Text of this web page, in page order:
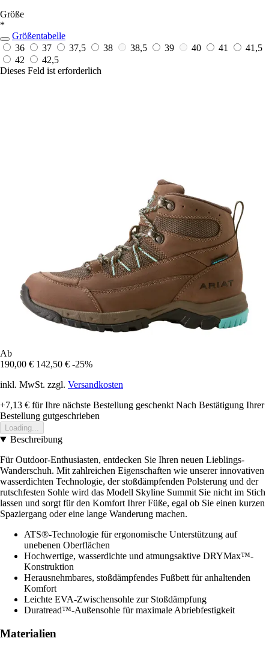
Größe
*
Größentabelle
36
37 37,5 38 38,5 39 40 41
41,5
42
42,5
Dieses Feld ist erforderlich
Ab
190,00 € 142,50 € -25%
inkl. MwSt. zzgl. Versandkosten
+7,13 € für Ihre nächste Bestellung geschenkt Nach Bestätigung Ihrer
Bestellung gutgeschrieben
Loading...
Beschreibung
Für Outdoor-Enthusiasten, entdecken Sie Ihren neuen Lieblings-
Wanderschuh. Mit zahlreichen Eigenschaften wie unserer innovativen
wasserdichten Technologie, der stoßdämpfenden Polsterung und der
rutschfesten Sohle wird das Modell Skyline Summit Sie nicht im Stich
lassen und sorgt für den Komfort Ihrer Füße, egal ob Sie einen kurzen
Spaziergang oder eine lange Wanderung machen.
ATS®-Technologie für ergonomische Unterstützung auf
unebenen Oberflächen
Hochwertige, wasserdichte und atmungsaktive DRYMax™-
Konstruktion
Herausnehmbares, stoßdämpfendes Fußbett für anhaltenden
Komfort
Leichte EVA-Zwischensohle zur Stoßdämpfung
Duratread™-Außensohle für maximale Abriebfestigkeit
Materialien